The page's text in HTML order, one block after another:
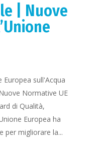
| Nuove
sull'Acqua
Normative UE
di Qualità,
Europea ha
per migliorare la...